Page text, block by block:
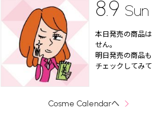
8.9 Sun
本日発売の商品
せん。
明日発売の商品も
チェックしてみて
Cosme Calendarへ